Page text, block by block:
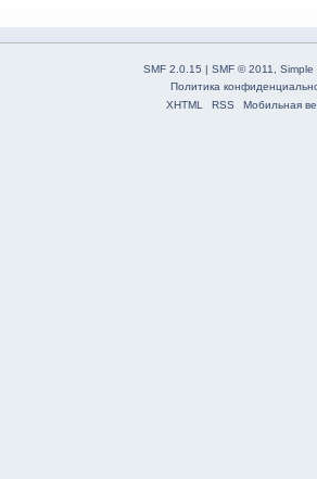
SMF 2.0.15 | SMF © 2011, Simple
Политика
XHTML
RSS Мобильная